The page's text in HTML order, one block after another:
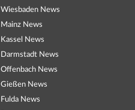
Wiesbaden News
Mainz News
Kassel News
Darmstadt News
Offenbach News
Gießen News
Fulda News